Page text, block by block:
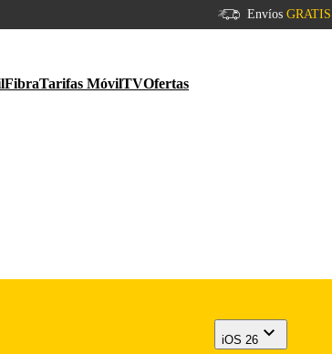
Envíos GRATIS
FibraTarifas MóvilTVOfertas
iOS 26